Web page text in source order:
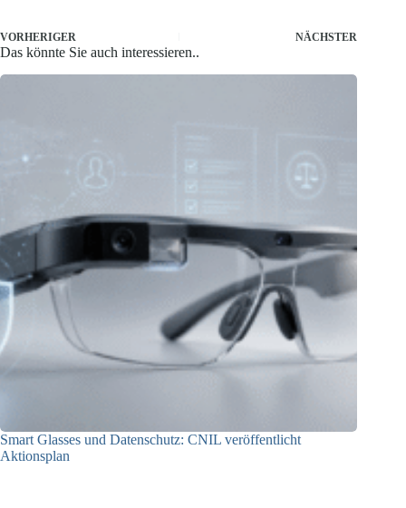
VORHERIGER NÄCHSTER
Das könnte Sie auch interessieren..
Smart Glasses und Datenschutz: CNIL veröffentlicht
Aktionsplan